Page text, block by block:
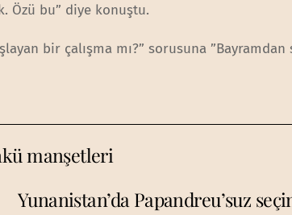
Özü bu” diye konuştu.
bir çalışma mı?” sorusuna ”Bayramdan
manşetleri
Yunanistan’da Papandreu’suz